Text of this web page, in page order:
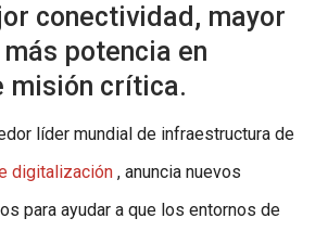
conectividad, mayor
potencia en
misión crítica.
líder mundial de infraestructura de
digitalización , anuncia nuevos
para ayudar a que los entornos de